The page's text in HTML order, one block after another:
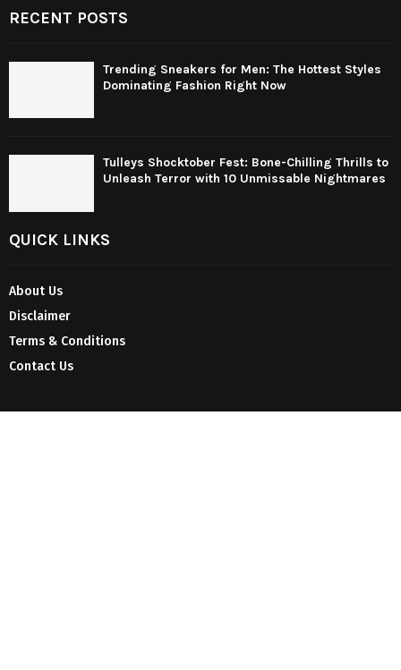
RECENT POSTS
Trending Sneakers for Men: The Hottest Styles
Dominating Fashion Right Now
Tulleys Shocktober Fest: Bone-Chilling Thrills to
Unleash Terror with 10 Unmissable Nightmares
QUICK LINKS
About Us
Disclaimer
Terms & Conditions
Contact Us